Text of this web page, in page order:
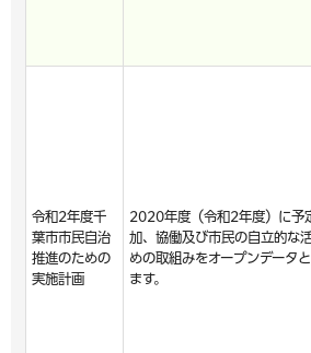
令和2年度千
葉市市民自治
推進のための
実施計画
2020年度（令和2年度）に予
加、協働及び市民の自立的な
めの取組みをオープンデータ
ます。